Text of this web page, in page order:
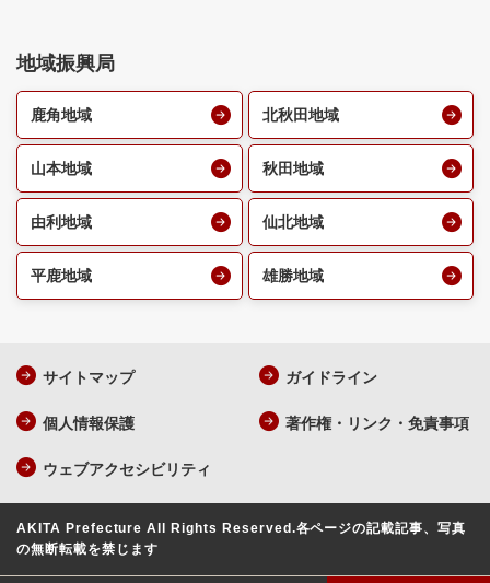
地域振興局
鹿角地域 北秋田地域
山本地域 秋田地域
由利地域 仙北地域
平鹿地域 雄勝地域
サイトマップ ガイドライン
個人情報保護 著作権・リンク・免責事項
ウェブアクセシビリティ
AKITA Prefecture All Rights Reserved.各ページの記載記事、写真
の無断転載を禁じます